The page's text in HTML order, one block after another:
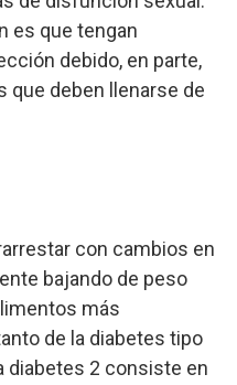
es que tengan
debido, en parte,
que deben llenarse de
con cambios en
bajando de peso
más
de la diabetes tipo
diabetes 2 consiste en